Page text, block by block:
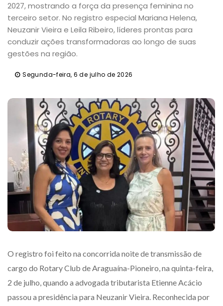
2027, mostrando a força da presença feminina no
terceiro setor. No registro especial Mariana Helena,
Neuzanir Vieira e Leila Ribeiro, líderes prontas para
conduzir ações transformadoras ao longo de suas
gestões na região.
Segunda-feira, 6 de julho de 2026
O registro foi feito na concorrida noite de transmissão de
cargo do Rotary Club de Araguaína-Pioneiro, na quinta-feira,
2 de julho, quando a advogada tributarista Etienne Acácio
passou a presidência para Neuzanir Vieira. Reconhecida por